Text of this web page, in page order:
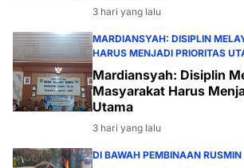
3 hari yang lalu
MARDIANSYAH: DISIPLIN
HARUS MENJADI PRIORITAS
Mardiansyah: Disiplin
Masyarakat Harus
Utama
3 hari yang lalu
DI BAWAH PEMBINAAN RUSMIN